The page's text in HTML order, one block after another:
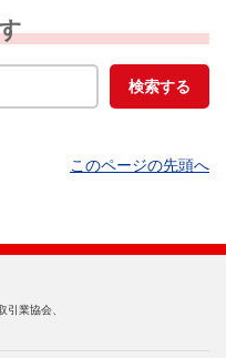
このページの先頭へ
業協会、